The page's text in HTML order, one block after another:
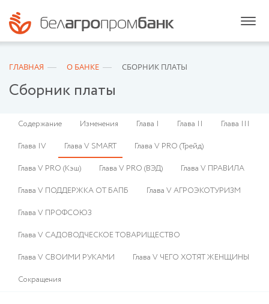
ГЛАВНАЯ О БАНКЕ СБОРНИК ПЛАТЫ
Сборник платы
Содержание Изменения Глава I Глава II
Глава III
Глава IV
Глава V SMART
Глава V PRO (Трейд)
Глава V PRO (Кэш)
Глава V PRO (ВЭД)
Глава V ПРАВИЛА
Глава V ПОДДЕРЖКА ОТ БАПБ
Глава V АГРОЭКОТУРИЗМ
Глава V ПРОФСОЮЗ
Глава V САДОВОДЧЕСКОЕ ТОВАРИЩЕСТВО
Глава V СВОИМИ РУКАМИ
Глава V ЧЕГО ХОТЯТ ЖЕНЩИНЫ
Сокращения